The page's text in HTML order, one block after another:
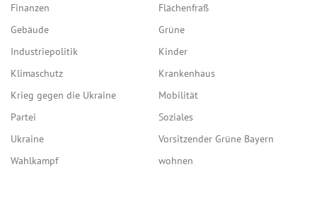
Finanzen
Flächenfraß
Gebäude
Grüne
Industriepolitik
Kinder
Klimaschutz
Krankenhaus
Krieg gegen die Ukraine
Mobilität
Partei
Soziales
Ukraine
Vorsitzender Grüne Bayern
Wahlkampf
wohnen